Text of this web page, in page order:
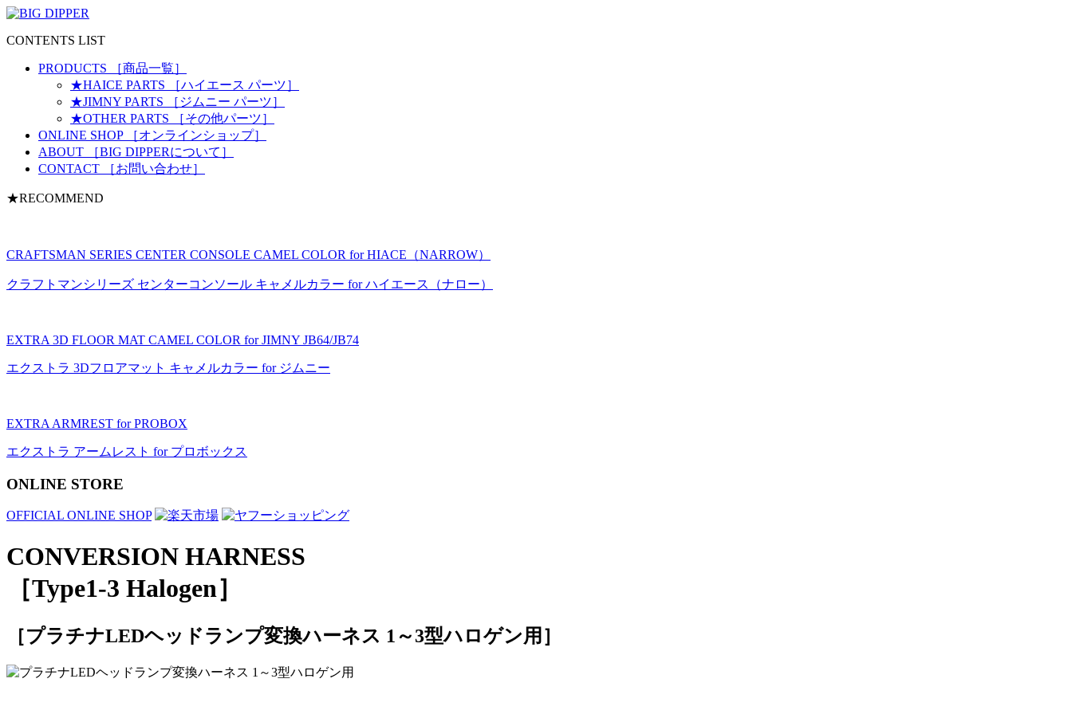
CONTENTS LIST
PRODUCTS
［商品一覧］
★HAICE PARTS
［ハイエース パーツ］
★JIMNY PARTS
［ジムニー パーツ］
★OTHER PARTS
［その他パーツ］
ONLINE SHOP
［オンラインショップ］
ABOUT
［BIG DIPPERについて］
CONTACT
［お問い合わせ］
★RECOMMEND
CRAFTSMAN SERIES CENTER CONSOLE CAMEL COLOR for HIACE（NARROW）
クラフトマンシリーズ センターコンソール キャメルカラー for ハイエース（ナロー）
EXTRA 3D FLOOR MAT CAMEL COLOR for JIMNY JB64/JB74
エクストラ 3Dフロアマット キャメルカラー for ジムニー
EXTRA ARMREST for PROBOX
エクストラ アームレスト for プロボックス
ONLINE STORE
OFFICIAL ONLINE SHOP
CONVERSION HARNESS
［Type1-3 Halogen］
［プラチナLEDヘッドランプ変換ハーネス 1～3型ハロゲン用］